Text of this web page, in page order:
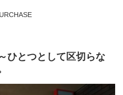
ひとつとして区切らな